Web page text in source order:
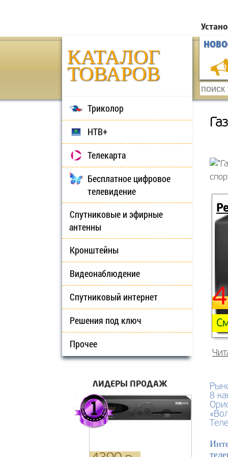
КАТАЛОГ
ТОВАРОВ
Триколор
НТВ+
Телекарта
Бесплатное цифровое
телевидение
Спутниковые и эфирные
антенны
Кронштейны
Видеонаблюдение
Спутниковый интернет
Решения под ключ
Прочее
ЛИДЕРЫ ПРОДАЖ
8